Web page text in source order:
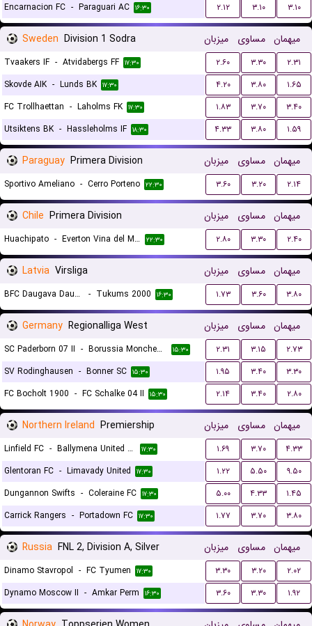
Encarnacion FC - Paraguari AC ۱۶:۳۰ ۲.۱۲ ۳.۱۰ ۳.۱۰
Sweden Division 1 Sodra میزبان مساوی میهمان
Tvaakers IF - Atvidabergs FF ۱۷:۳۰ ۲.۶۰ ۳.۳۰
۲.۳۱
Skovde AIK - Lunds BK ۱۷:۳۰ ۴.۲۰ ۳.۸۰
۱.۶۵
FC Trollhaettan - Laholms FK ۱۷:۳۰ ۱.۸۳ ۳.۷۰
۳.۴۰
Utsiktens BK - Hassleholms IF ۱۸:۳۰ ۴.۳۳ ۳.۸۰ ۱.۵۹
Paraguay Primera Division میزبان مساوی میهمان
Sportivo Ameliano - Cerro Porteno ۲۲:۳۰ ۳.۶۰ ۳.۲۰ ۲.۱۴
Chile Primera Division میزبان مساوی میهمان
Huachipato - Everton Vina del Mar ۲۲:۳۰ ۲.۸۰ ۳.۳۰ ۲.۴۰
Latvia Virsliga میزبان مساوی میهمان
BFC Daugava Daugavpils - Tukums 2000 ۱۶:۳۰ ۱.۷۳ ۳.۶۰ ۳.۸۰
Germany Regionalliga West میزبان مساوی میهمان
SC Paderborn 07 II - Borussia Monchengladbach II ۱۵:۳۰ ۲.۳۱ ۳.۱۵
۲.۷۳
SV Rodinghausen - Bonner SC ۱۵:۳۰ ۱.۹۵ ۳.۴۰
۳.۳۰
FC Bocholt 1900 - FC Schalke 04 II ۱۵:۳۰ ۲.۱۴ ۳.۴۰ ۲.۸۰
Northern Ireland Premiership میزبان مساوی میهمان
Linfield FC - Ballymena United FC ۱۷:۳۰ ۱.۶۹ ۳.۷۰
۴.۳۳
Glentoran FC - Limavady United ۱۷:۳۰ ۱.۲۲ ۵.۵۰
۹.۵۰
Dungannon Swifts - Coleraine FC ۱۷:۳۰ ۵.۰۰ ۴.۳۳
۱.۴۵
Carrick Rangers - Portadown FC ۱۷:۳۰ ۱.۷۷ ۳.۷۰ ۳.۸۰
Russia FNL 2, Division A, Silver میزبان مساوی میهمان
Dinamo Stavropol - FC Tyumen ۱۷:۳۰ ۳.۳۰ ۳.۲۰
۲.۰۲
Dynamo Moscow II - Amkar Perm ۱۶:۳۰ ۳.۶۰ ۳.۳۰ ۱.۹۲